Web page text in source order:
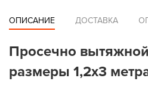
ОПИСАНИЕ ДОСТАВКА
Просечно
размеры 1,2х3